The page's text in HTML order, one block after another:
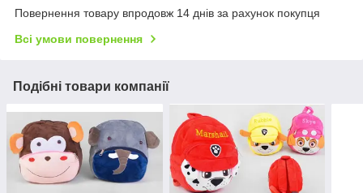
Повернення товару впродовж 14 днів за рахунок покупця
Всі умови повернення
Подібні товари компанії